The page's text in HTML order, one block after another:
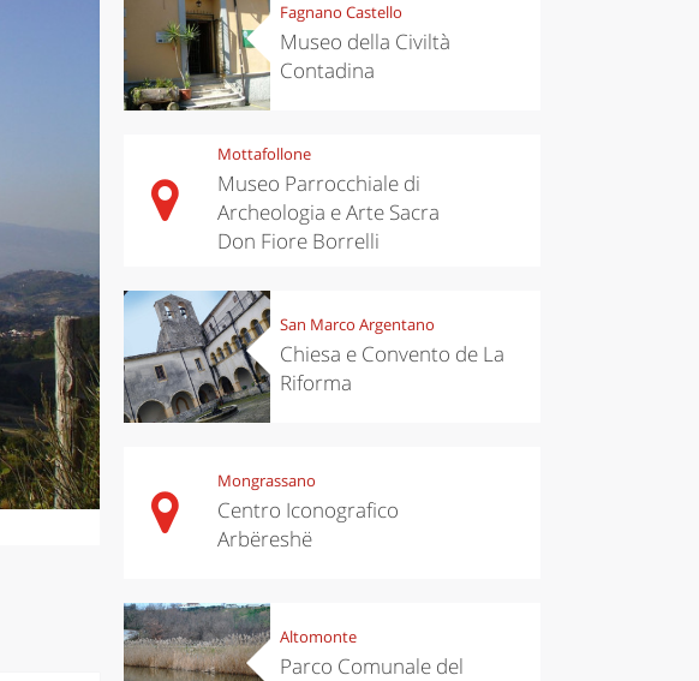
Fagnano Castello
Museo della Civiltà
Contadina
Mottafollone
Museo Parrocchiale di
Archeologia e Arte Sacra
Don Fiore Borrelli
San Marco Argentano
Chiesa e Convento de La
Riforma
Mongrassano
Centro Iconografico
Arbëreshë
Altomonte
Parco Comunale del